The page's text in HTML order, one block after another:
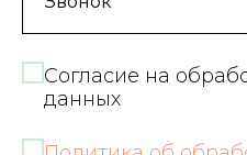
Согласие на
данных